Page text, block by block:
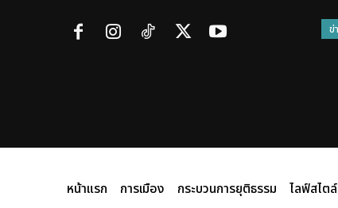
ข่
หน้าแรก การเมือง กระบวนการยุติธรรม ไลฟ์สไตล์